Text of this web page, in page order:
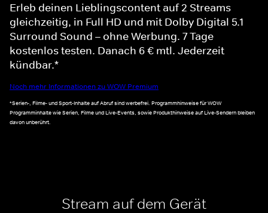
Erleb deinen Lieblingscontent auf 2 Streams
gleichzeitig, in Full HD und mit Dolby Digital 5.1
Surround Sound – ohne Werbung. 7 Tage
kostenlos testen. Danach 6 € mtl. Jederzeit
kündbar.*
Noch mehr Informationen zu WOW Premium
*Serien-, Filme- und Sport-Inhalte auf Abruf sind werbefrei. Programmhinweise für WOW
Programminhalte wie Serien, Filme und Live-Events, sowie Produkthinweise auf Live-Sendern bleiben
davon unberührt.
Stream auf dem Gerät